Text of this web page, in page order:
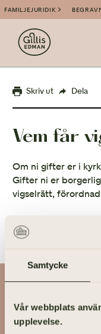
Samtycke
Vår webbplats
upplevelse.
FAMILJEJURIDIK
Skriv ut Dela
Vem får
Om ni gifter er i
Gifter ni er
vigselrätt,
viktigaste händelser.
Västsverige hjälper vi
familjejuridik.